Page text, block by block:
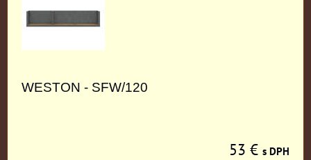
WESTON - SFW/120
53 € s DPH